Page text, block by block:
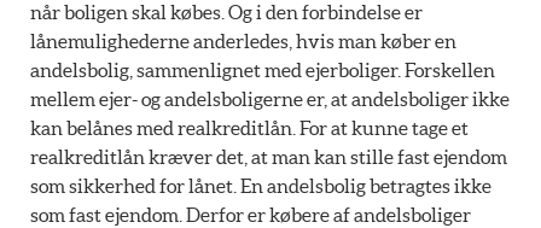
når boligen skal købes. Og i den forbindelse er
lånemulighederne anderledes, hvis man køber en
andelsbolig, sammenlignet med ejerboliger. Forskellen
mellem ejer- og andelsboligerne er, at andelsboliger ikke
kan belånes med realkreditlån. For at kunne tage et
realkreditlån kræver det, at man kan stille fast ejendom
som sikkerhed for lånet. En andelsbolig betragtes ikke
som fast ejendom. Derfor er købere af andelsboliger